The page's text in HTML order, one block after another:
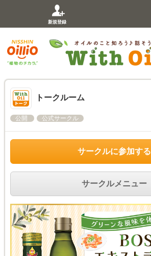
新規登録
トークルーム
公開 公式サークル
サークルに参加する
サークルメニュー